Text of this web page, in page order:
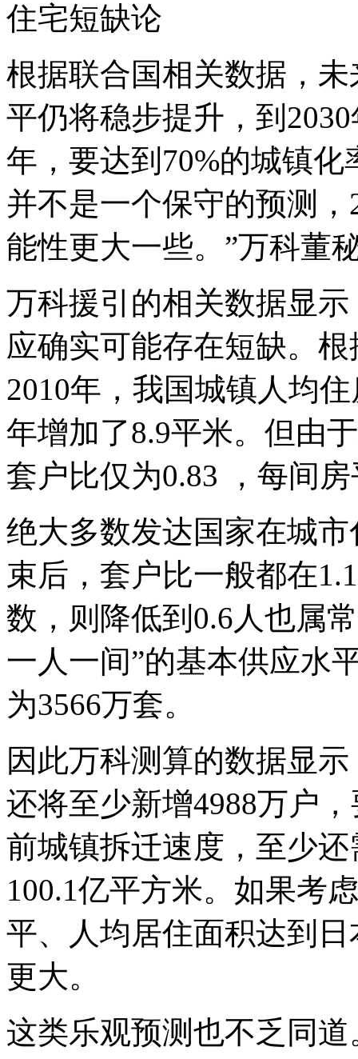
住宅短缺论
根据联合国相关数据，
平仍将稳步提升，到
年，要达到70%的城镇
并不是一个保守的预测
能性更大一些。”万科董
万科援引的相关数据显
应确实可能存在短缺。
2010年，我国城镇人均
年增加了8.9平米。但由
套户比仅为0.83 ，每间
绝大多数发达国家在城
束后，套户比一般都在
数，则降低到0.6人也属
一人一间”的基本供应水
为3566万套。
因此万科测算的数据显
还将至少新增4988万户
前城镇拆迁速度，至少
100.1亿平方米。如果考
平、人均居住面积达到
更大。
这类乐观预测也不乏同